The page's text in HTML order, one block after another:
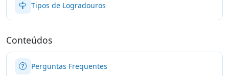
Tipos de Logradouros
Conteúdos
Perguntas Frequentes